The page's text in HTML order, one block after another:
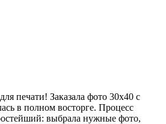
печати! Заказала фото 30х40 с
в полном восторге. Процесс
выбрала нужные фото,